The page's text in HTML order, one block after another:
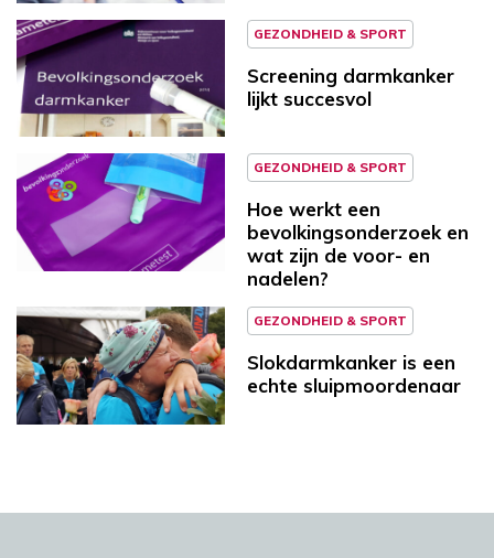
GEZONDHEID & SPORT
Screening darmkanker
lijkt succesvol
GEZONDHEID & SPORT
Hoe werkt een
bevolkingsonderzoek en
wat zijn de voor- en
nadelen?
GEZONDHEID & SPORT
Slokdarmkanker is een
echte sluipmoordenaar